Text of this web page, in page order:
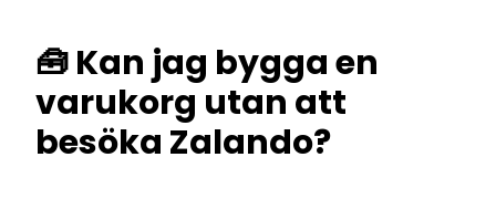
🧰 Kan jag bygga en
varukorg utan att
besöka Zalando?